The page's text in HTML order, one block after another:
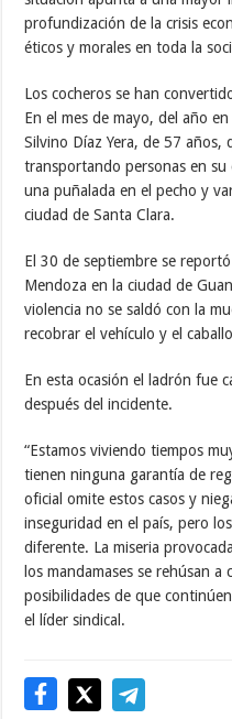
profundización de la crisis
éticos y morales en toda la
Los cocheros se han
En el mes de mayo, del año
Silvino Díaz Yera, de 57 años,
transportando personas en
una puñalada en el pecho y
ciudad de Santa Clara.
El 30 de septiembre se
Mendoza en la ciudad de
violencia no se saldó con la
recobrar el vehículo y el
En esta ocasión el ladrón fue
después del incidente.
“Estamos viviendo tiempos
tienen ninguna garantía de
oficial omite estos casos y
inseguridad en el país, pero
diferente. La miseria
los mandamases se rehúsan a
posibilidades de que
el líder sindical.